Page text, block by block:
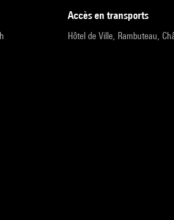
accès en transports
Hôtel de Ville, Rambuteau,